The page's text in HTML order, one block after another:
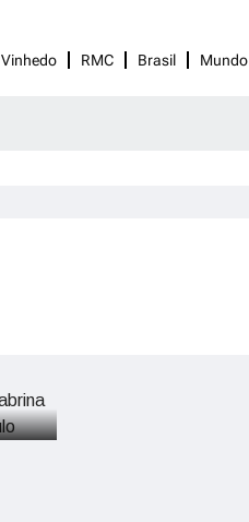
Vinhedo RMC Brasil Mundo